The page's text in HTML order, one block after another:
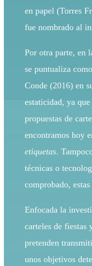
en papel (Torres
fue nombrado al
Por otra parte, en
se puntualiza
Conde (2016) en
estaticidad, ya
propuestas de
encontramos hoy
etiquetas.
técnicas o
comprobado,
Enfocada la
carteles de fiestas
pretenden
unos objetivos